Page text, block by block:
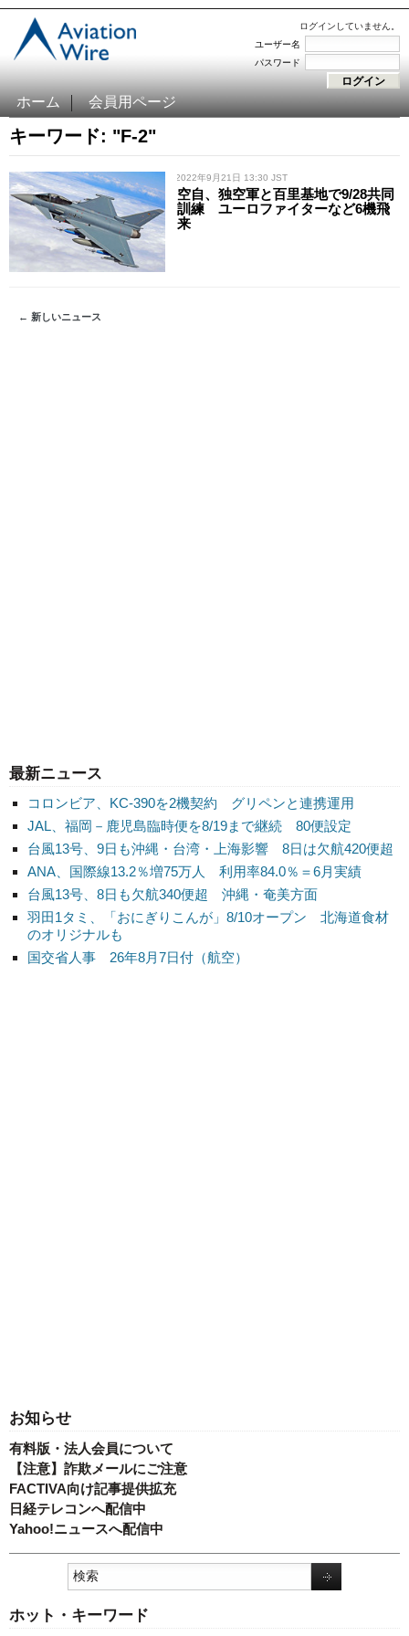
ログインしていません。
ユーザー名
パスワード
ホーム 会員用ページ
キーワード: "F-2"
/ 2022年9月21日 13:30 JST
空自、独空軍と百里基地で9/28共同
訓練 ユーロファイターなど6機飛
来
← 新しいニュース
最新ニュース
コロンビア、KC-390を2機契約 グリペンと連携運用
JAL、福岡－鹿児島臨時便を8/19まで継続 80便設定
台風13号、9日も沖縄・台湾・上海影響 8日は欠航420便超
ANA、国際線13.2％増75万人 利用率84.0％＝6月実績
台風13号、8日も欠航340便超 沖縄・奄美方面
羽田1タミ、「おにぎりこんが」8/10オープン 北海道食材
のオリジナルも
国交省人事 26年8月7日付（航空）
お知らせ
有料版・法人会員について
【注意】詐欺メールにご注意
FACTIVA向け記事提供拡充
日経テレコンへ配信中
Yahoo!ニュースへ配信中
ホット・キーワード